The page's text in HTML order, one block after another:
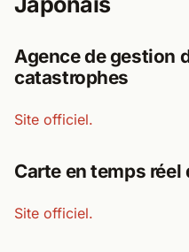
Agence de gestion
catastrophes
Site officiel.
Carte en temps réel
Site officiel.